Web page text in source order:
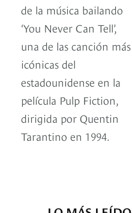
de la música bailando
‘You Never Can Tell’,
una de las canción más
icónicas del
estadounidense en la
película Pulp Fiction,
dirigida por Quentin
Tarantino en 1994.